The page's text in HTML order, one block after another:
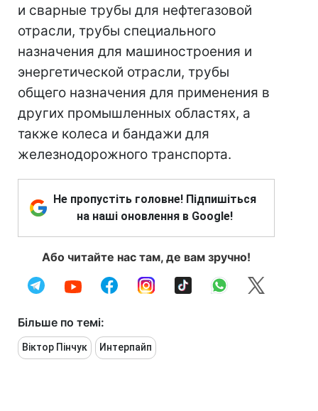
и сварные трубы для нефтегазовой
отрасли, трубы специального
назначения для машиностроения и
энергетической отрасли, трубы
общего назначения для применения в
других промышленных областях, а
также колеса и бандажи для
железнодорожного транспорта.
Не пропустіть головне! Підпишіться
на наші оновлення в Google!
Або читайте нас там, де вам зручно!
Більше по темі:
Віктор Пінчук Интерпайп